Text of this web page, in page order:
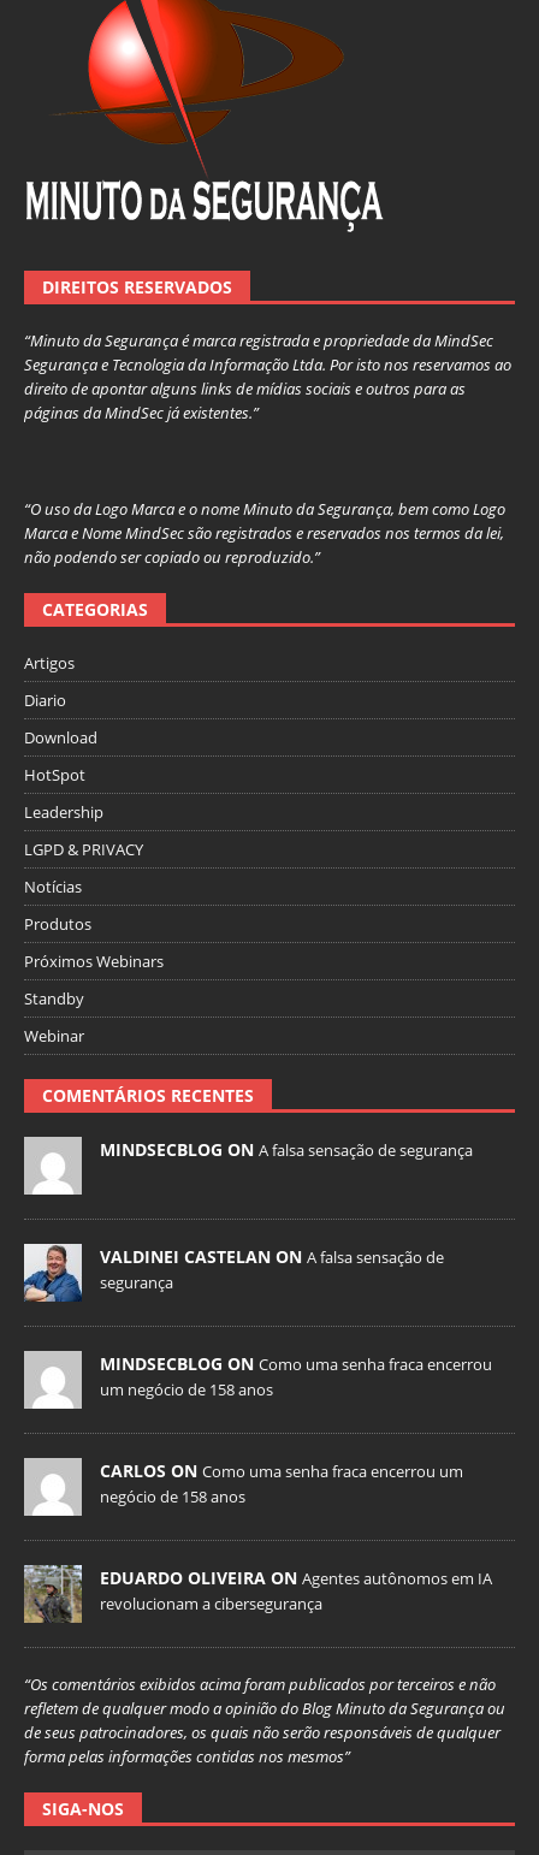
DIREITOS RESERVADOS
“Minuto da Segurança é marca registrada e propriedade da MindSec
Segurança e Tecnologia da Informação Ltda. Por isto nos reservamos ao
direito de apontar alguns links de mídias sociais e outros para as
páginas da MindSec já existentes.”
“O uso da Logo Marca e o nome Minuto da Segurança, bem como Logo
Marca e Nome MindSec são registrados e reservados nos termos da lei,
não podendo ser copiado ou reproduzido.”
CATEGORIAS
Artigos
Diario
Download
HotSpot
Leadership
LGPD & PRIVACY
Notícias
Produtos
Próximos Webinars
Standby
Webinar
COMENTÁRIOS RECENTES
MINDSECBLOG ON A falsa sensação de segurança
VALDINEI CASTELAN ON A falsa sensação de
segurança
MINDSECBLOG ON Como uma senha fraca encerrou
um negócio de 158 anos
CARLOS ON Como uma senha fraca encerrou um
negócio de 158 anos
EDUARDO OLIVEIRA ON Agentes autônomos em IA
revolucionam a cibersegurança
“Os comentários exibidos acima foram publicados por terceiros e não
refletem de qualquer modo a opinião do Blog Minuto da Segurança ou
de seus patrocinadores, os quais não serão responsáveis de qualquer
forma pelas informações contidas nos mesmos”
SIGA-NOS